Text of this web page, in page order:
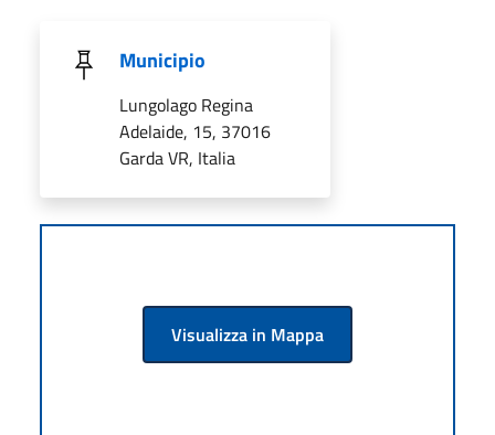
Municipio
Lungolago Regina
Adelaide, 15, 37016
Garda VR, Italia
Visualizza in Mappa